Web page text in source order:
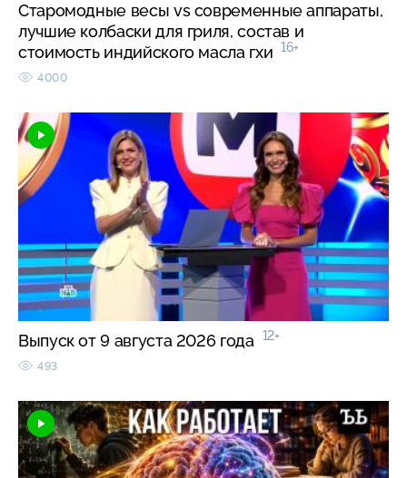
Старомодные весы vs современные аппараты,
лучшие колбаски для гриля, состав и
стоимость индийского масла гхи 16+
4000
Выпуск от 9 августа 2026 года 12+
493